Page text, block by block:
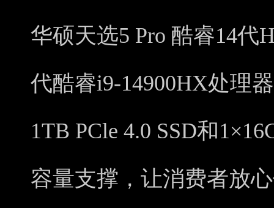
华硕天选5 Pro 酷睿14代
代酷睿i9-14900HX处理
1TB PCle 4.0 SSD和
容量支撑，让消费者放